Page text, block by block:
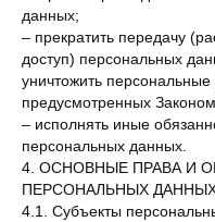
данных;
– прекратить передачу
доступ) персональных
уничтожить
предусмотренных
– исполнять иные
персональных данных.
4. ОСНОВНЫЕ ПРАВА И
ПЕРСОНАЛЬНЫХ
4.1. Субъекты